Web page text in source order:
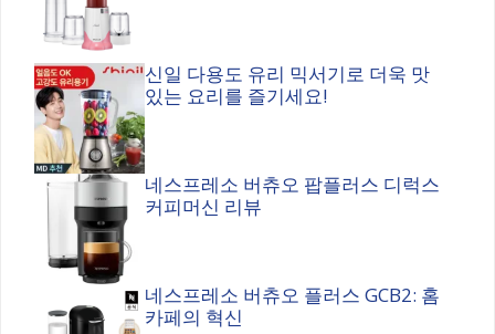
신일 다용도 유리 믹서기로 더욱 맛
있는 요리를 즐기세요!
네스프레소 버츄오 팝플러스 디럭스
커피머신 리뷰
네스프레소 버츄오 플러스 GCB2: 홈
카페의 혁신